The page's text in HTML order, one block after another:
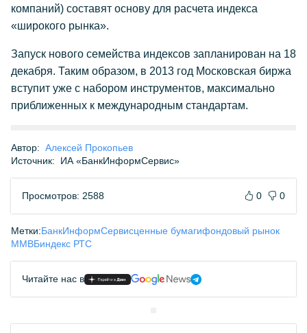
компаний) составят основу для расчета индекса
«широкого рынка».
Запуск нового семейства индексов запланирован на 18
декабря. Таким образом, в 2013 год Московская биржа
вступит уже с набором инструментов, максимально
приближенных к международным стандартам.
Автор: Алексей Прокопьев
Источник:
ИА «БанкИнформСервис»
Просмотров: 2588 0 0
Метки:БанкИнформСервисценные бумагифондовый рынок
ММВБиндекс РТС
Читайте нас в